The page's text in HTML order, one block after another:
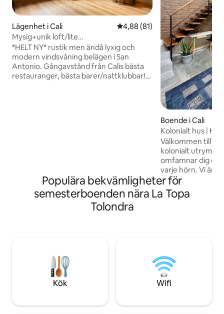
Lägenhet i Cali 4,88 av 5 i genomsnittligt
4,88 (81)
Mysig+unik loft/lite
natur/höghastighets-WiFi
*HELT NY* rustik men ändå lyxig och
modern vindsvåning belägen i San
Antonio. Gångavstånd från Calis bästa
restauranger, bästa barer/nattklubbar!
detta ditt ställe.
Boende i Cali
Kolonialt hus |
över Cristo Rey
Välkommen till La
kolonialt
omfamnar dig
varje hörn. Vi är i
centrum, några
kaféer och salsabarer. Här
premium vila
dig om områdets
Populära bekvämligheter för
semesterboenden nära La Topa
Tolondra
Kök Wifi